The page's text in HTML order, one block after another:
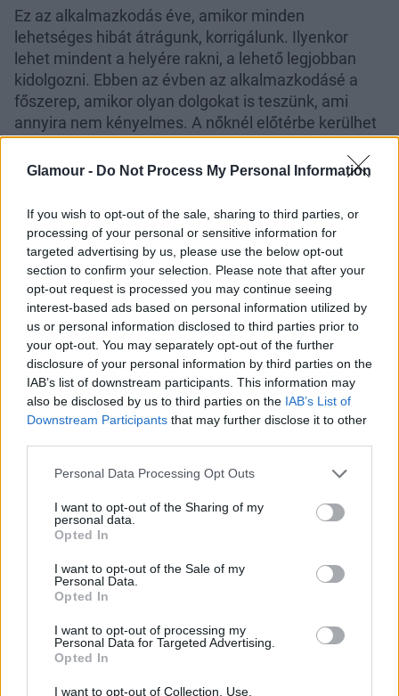
Glamour - Do Not Process My Personal Information
If you wish to opt-out of the sale, sharing to third parties, or
processing of your personal or sensitive information for
targeted advertising by us, please use the below opt-out
section to confirm your selection. Please note that after your
opt-out request is processed you may continue seeing
interest-based ads based on personal information utilized by
us or personal information disclosed to third parties prior to
your opt-out. You may separately opt-out of the further
disclosure of your personal information by third parties on the
IAB’s list of downstream participants. This information may
also be disclosed by us to third parties on the IAB’s List of
Downstream Participants that may further disclose it to other
Please note that this website/app uses one or more Google
not limited to your visit or usage behaviour. You may click to
grant or deny consent to Google and its third-party tags to
use your data for below specified purposes in below Google
consent section.
Personal Data Processing Opt Outs
I want to opt-out of the Sharing of my
personal data.
Opted In
I want to opt-out of the Sale of my
Personal Data.
Opted In
I want to opt-out of processing my
Personal Data for Targeted Advertising.
Opted In
I want to opt-out of Collection, Use,
Ez az alkalmazkodás éve, amikor minden
lehetséges hibát átrágunk, korrigálunk. Ilyenkor
lehet mindent a helyére rakni, a lehető legjobban
kidolgozni. Ebben az évben az alkalmazkodásé a
főszerep, amikor olyan dolgokat is teszünk, ami
annyira nem kényelmes. A nőknél előtérbe kerülhet
az anyaság és a párkapcsolat.
3-as év – A kommunikáció
éve, amikor a terveinket
megmutathatjuk másoknak
Ez az éve a könnyedségről, a szórakozásosról, és az
együttműködésről szólhat. Fókuszba kerülhetnek a
tanulmányok, a kommunikáció. Jöhetnek nem várt
impulzusok és ilyenkor bátran vágj bele egy
utazásba, a lényeg a kapcsolódáson legyen.